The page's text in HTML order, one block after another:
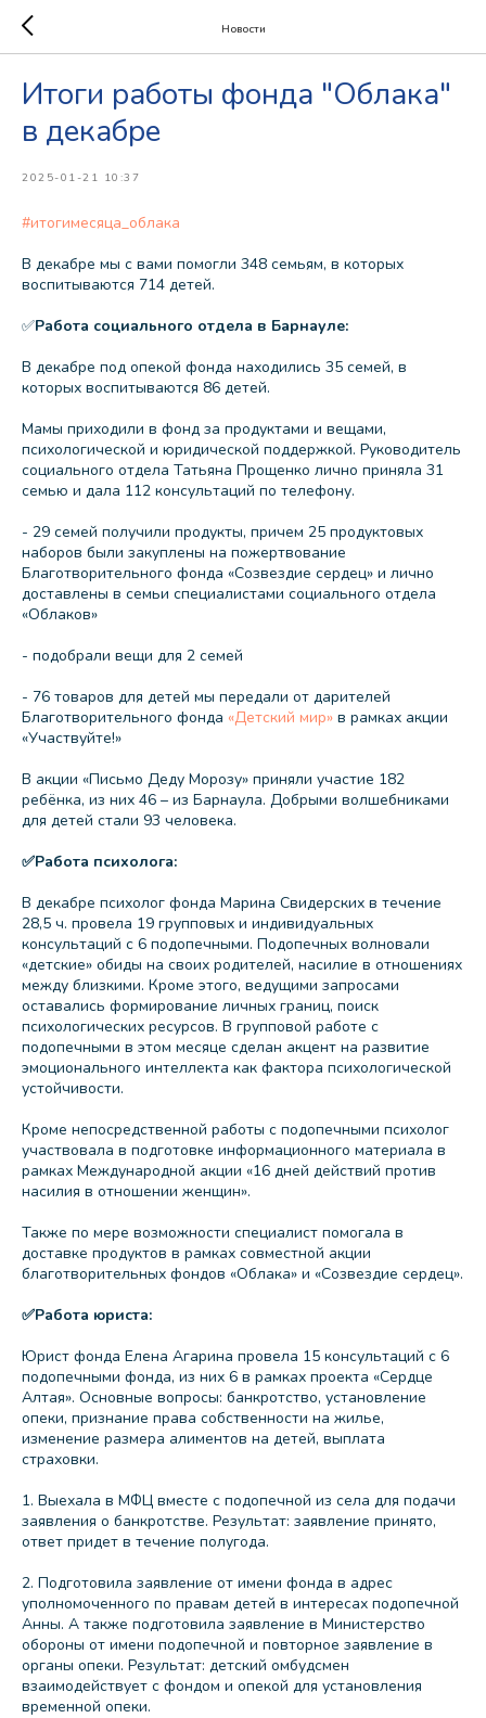
Новости
Итоги работы фонда "Облака"
в декабре
2025-01-21 10:37
#итогимесяца_облака
В декабре мы с вами помогли 348 семьям, в которых
воспитываются 714 детей.
✅Работа социального отдела в Барнауле:
В декабре под опекой фонда находились 35 семей, в
которых воспитываются 86 детей.
Мамы приходили в фонд за продуктами и вещами,
психологической и юридической поддержкой. Руководитель
социального отдела Татьяна Прощенко лично приняла 31
семью и дала 112 консультаций по телефону.
- 29 семей получили продукты, причем 25 продуктовых
наборов были закуплены на пожертвование
Благотворительного фонда «Созвездие сердец» и лично
доставлены в семьи специалистами социального отдела
«Облаков»
- подобрали вещи для 2 семей
- 76 товаров для детей мы передали от дарителей
Благотворительного фонда «Детский мир» в рамках акции
«Участвуйте!»
В акции «Письмо Деду Морозу» приняли участие 182
ребёнка, из них 46 – из Барнаула. Добрыми волшебниками
для детей стали 93 человека.
✅Работа психолога:
В декабре психолог фонда Марина Свидерских в течение
28,5 ч. провела 19 групповых и индивидуальных
консультаций с 6 подопечными. Подопечных волновали
«детские» обиды на своих родителей, насилие в отношениях
между близкими. Кроме этого, ведущими запросами
оставались формирование личных границ, поиск
психологических ресурсов. В групповой работе с
подопечными в этом месяце сделан акцент на развитие
эмоционального интеллекта как фактора психологической
устойчивости.
Кроме непосредственной работы с подопечными психолог
участвовала в подготовке информационного материала в
рамках Международной акции «16 дней действий против
насилия в отношении женщин».
Также по мере возможности специалист помогала в
доставке продуктов в рамках совместной акции
благотворительных фондов «Облака» и «Созвездие сердец».
✅Работа юриста:
Юрист фонда Елена Агарина провела 15 консультаций с 6
подопечными фонда, из них 6 в рамках проекта «Сердце
Алтая». Основные вопросы: банкротство, установление
опеки, признание права собственности на жилье,
изменение размера алиментов на детей, выплата
страховки.
1. Выехала в МФЦ вместе с подопечной из села для подачи
заявления о банкротстве. Результат: заявление принято,
ответ придет в течение полугода.
2. Подготовила заявление от имени фонда в адрес
уполномоченного по правам детей в интересах подопечной
Анны. А также подготовила заявление в Министерство
обороны от имени подопечной и повторное заявление в
органы опеки. Результат: детский омбудсмен
взаимодействует с фондом и опекой для установления
временной опеки.